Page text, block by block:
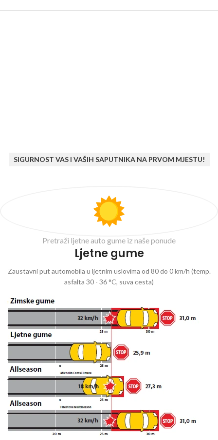
SIGURNOST VAS I VAŠIH SAPUTNIKA NA PRVOM MJESTU!
Pretraži ljetne auto gume iz naše ponude
Ljetne gume
Zaustavni put automobila u ljetnim uslovima od 80 do 0 km/h (temp.
asfalta 30 - 36 °C, suva cesta)